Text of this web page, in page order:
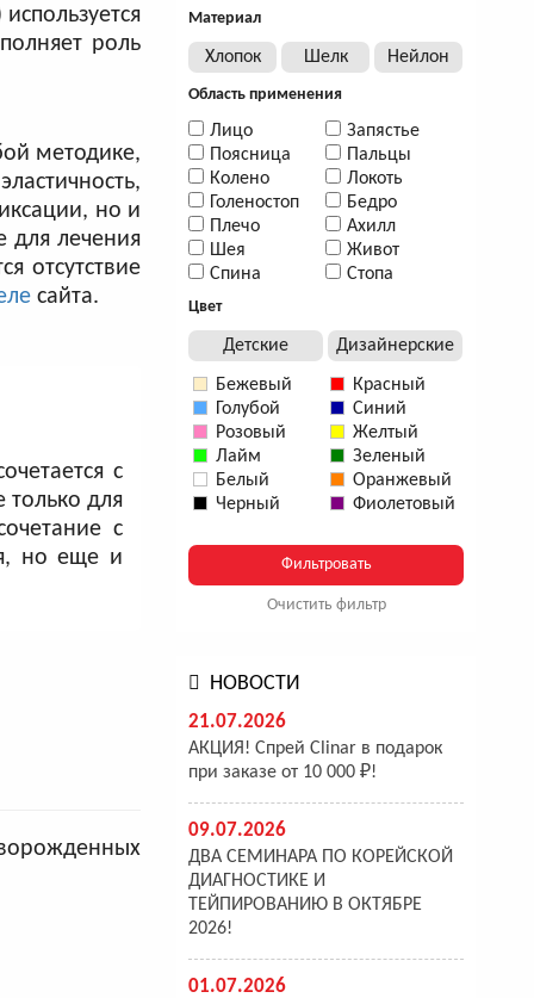
роль
методике,
но и
для лечения
отсутствие
сайта.
с
для
с
но еще и
Материал
Хлопок Шелк Нейлон
Область применения
Лицо
Поясница
Колено
Голеностоп
Плечо
Шея
Спина
Запястье
Пальцы
Локоть
Бедро
Ахилл
Живот
Стопа
Цвет
Детские Дизайнерские
Бежевый
Голубой
Розовый
Лайм
Белый
Черный
Красный
Синий
Желтый
Зеленый
Оранжевый
Фиолетовый
Очистить фильтр
НОВОСТИ
21.07.2026
АКЦИЯ! Спрей Clinar в подарок
при заказе от 10 000 ₽!
09.07.2026
ДВА СЕМИНАРА ПО КОРЕЙСКОЙ
ДИАГНОСТИКЕ И
ТЕЙПИРОВАНИЮ В ОКТЯБРЕ
2026!
01.07.2026